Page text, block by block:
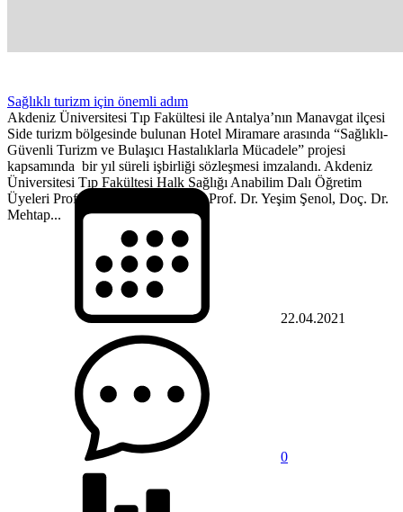
Sağlıklı turizm için önemli adım
Akdeniz Üniversitesi Tıp Fakültesi ile Antalya’nın Manavgat ilçesi
Side turizm bölgesinde bulunan Hotel Miramare arasında “Sağlıklı-
Güvenli Turizm ve Bulaşıcı Hastalıklarla Mücadele” projesi
kapsamında bir yıl süreli işbirliği sözleşmesi imzalandı. Akdeniz
Üniversitesi Tıp Fakültesi Halk Sağlığı Anabilim Dalı Öğretim
Üyeleri Prof. Dr. Mehmet Aktekin, Prof. Dr. Yeşim Şenol, Doç. Dr.
Mehtap...
22.04.2021
0